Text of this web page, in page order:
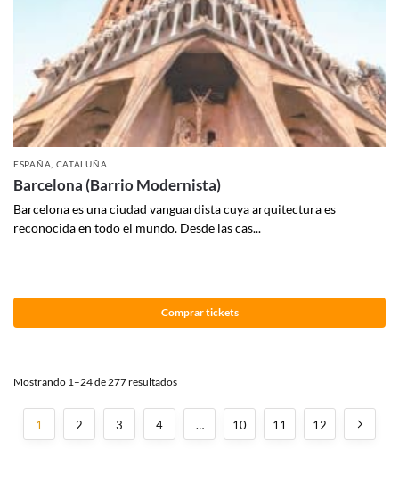
ESPAÑA CATALUÑA
Barcelona (Barrio Modernista)
Barcelona es una ciudad vanguardista cuya arquitectura es
reconocida en todo el mundo. Desde las cas...
Comprar tickets
Mostrando 1–24 de 277 resultados
1 2 3 4 … 10 11 12